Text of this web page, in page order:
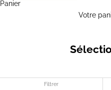
Panier
Votre
Filtrer